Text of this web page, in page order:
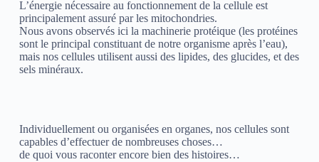
L’énergie nécessaire au fonctionnement de la cellule est
principalement assuré par les mitochondries.
Nous avons observés ici la machinerie protéique (les protéines
sont le principal constituant de notre organisme après l’eau),
mais nos cellules utilisent aussi des lipides, des glucides, et des
sels minéraux.
Individuellement ou organisées en organes, nos cellules sont
capables d’effectuer de nombreuses choses…
de quoi vous raconter encore bien des histoires…